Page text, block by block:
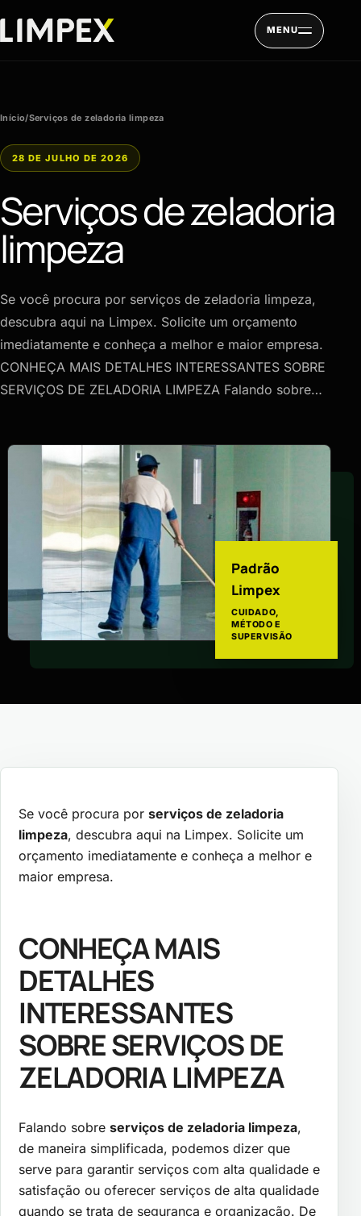
MENU
Início/Serviços de zeladoria limpeza
28 DE JULHO DE 2026
Serviços de zeladoria
limpeza
Se você procura por serviços de zeladoria limpeza,
descubra aqui na Limpex. Solicite um orçamento
imediatamente e conheça a melhor e maior empresa.
CONHEÇA MAIS DETALHES INTERESSANTES SOBRE
SERVIÇOS DE ZELADORIA LIMPEZA Falando sobre…
Padrão
Limpex
CUIDADO,
MÉTODO E
SUPERVISÃO
Se você procura por serviços de zeladoria
limpeza, descubra aqui na Limpex. Solicite um
orçamento imediatamente e conheça a melhor e
maior empresa.
CONHEÇA MAIS
DETALHES
INTERESSANTES
SOBRE SERVIÇOS DE
ZELADORIA LIMPEZA
Falando sobre serviços de zeladoria limpeza,
de maneira simplificada, podemos dizer que
serve para garantir serviços com alta qualidade e
satisfação ou oferecer serviços de alta qualidade
quando se trata de segurança e organização. De